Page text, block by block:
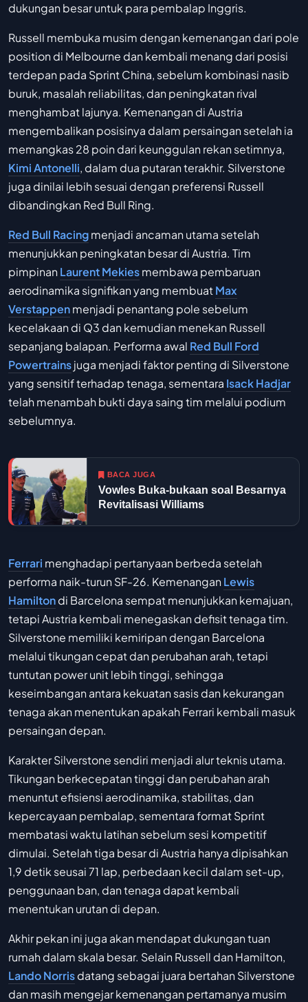
dukungan besar untuk para pembalap Inggris.
Russell membuka musim dengan kemenangan dari pole
position di Melbourne dan kembali menang dari posisi
terdepan pada Sprint China, sebelum kombinasi nasib
buruk, masalah reliabilitas, dan peningkatan rival
menghambat lajunya. Kemenangan di Austria
mengembalikan posisinya dalam persaingan setelah ia
memangkas 28 poin dari keunggulan rekan setimnya,
Kimi Antonelli, dalam dua putaran terakhir. Silverstone
juga dinilai lebih sesuai dengan preferensi Russell
dibandingkan Red Bull Ring.
Red Bull Racingmenjadi ancaman utama setelah
menunjukkan peningkatan besar di Austria. Tim
pimpinanLaurent Mekiesmembawa pembaruan
aerodinamika signifikan yang membuatMax
Verstappenmenjadi penantang pole sebelum
kecelakaan di Q3 dan kemudian menekan Russell
sepanjang balapan. Performa awal Red Bull Ford
Powertrainsjuga menjadi faktor penting di Silverstone
yang sensitif terhadap tenaga, sementara Isack Hadjar
telah menambah bukti daya saing tim melalui podium
sebelumnya.
BACA JUGA
Vowles Buka-bukaan soal Besarnya
Revitalisasi Williams
Ferrari menghadapi pertanyaan berbeda setelah
performa naik-turun SF-26. KemenanganLewis
Hamiltondi Barcelona sempat menunjukkan kemajuan,
tetapi Austria kembali menegaskan defisit tenaga tim.
Silverstone memiliki kemiripan dengan Barcelona
melalui tikungan cepat dan perubahan arah, tetapi
tuntutan power unit lebih tinggi, sehingga
keseimbangan antara kekuatan sasis dan kekurangan
tenaga akan menentukan apakah Ferrari kembali masuk
persaingan depan.
Karakter Silverstone sendiri menjadi alur teknis utama.
Tikungan berkecepatan tinggi dan perubahan arah
menuntut efisiensi aerodinamika, stabilitas, dan
kepercayaan pembalap, sementara format Sprint
membatasi waktu latihan sebelum sesi kompetitif
dimulai. Setelah tiga besar di Austria hanya dipisahkan
1,9 detik seusai 71 lap, perbedaan kecil dalam set-up,
penggunaan ban, dan tenaga dapat kembali
menentukan urutan di depan.
Akhir pekan ini juga akan mendapat dukungan tuan
rumah dalam skala besar. Selain Russell dan Hamilton,
Lando Norrisdatang sebagai juara bertahan Silverstone
dan masih mengejar kemenangan pertamanya musim